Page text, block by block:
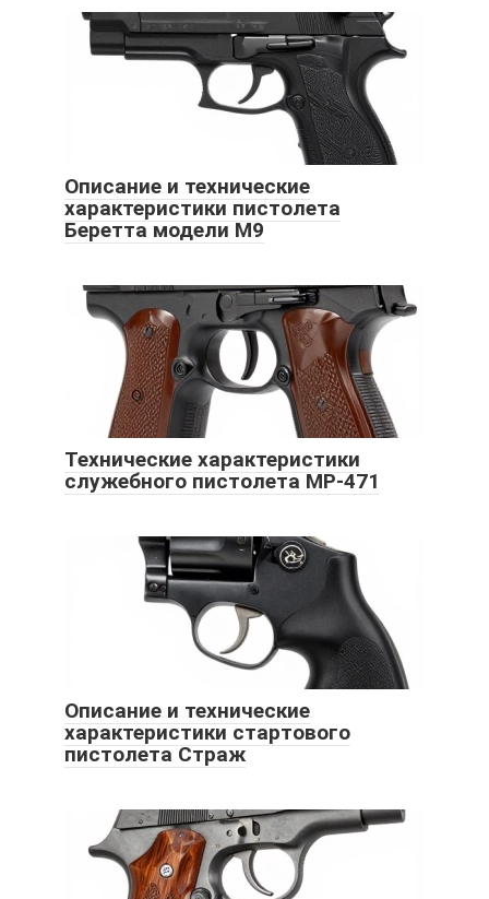
Описание и технические
характеристики пистолета
Беретта модели М9
Технические характеристики
служебного пистолета МР-471
Описание и технические
характеристики стартового
пистолета Страж